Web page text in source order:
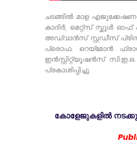
ചടങ്ങിൽ മാള എജുക്കേഷണൻ
കാദിർ, മെറ്റ്സ് സ്കൂൾ ഓഫ്
അഡ്വാൻസ് സ്റ്റഡീസ്
പ്രൊഫ. റെയ്മോൻ
ഇൻസ്റ്റിറ്റ്യൂഷൻസ്
പ്രകാശിപ്പിച്ചു.
കോളേജുകളിൽ